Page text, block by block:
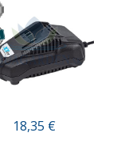
18,35 €